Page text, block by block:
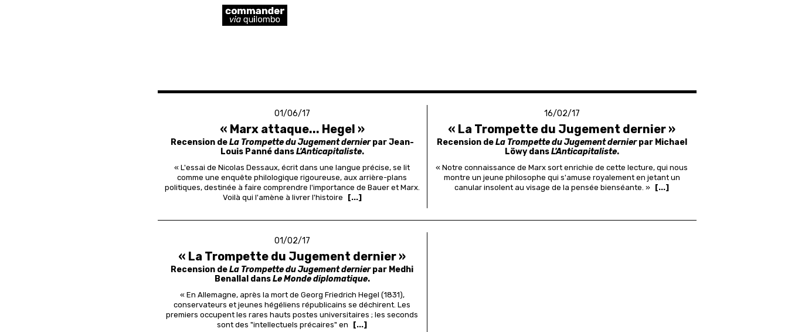
01/06/17
« Marx attaque... Hegel »
Recension deLa Trompette du Jugement dernierpar Jean-
Louis Panné dansL'Anticapitaliste.
« L'essai de Nicolas Dessaux, écrit dans une langue précise, se lit
comme une enquête philologique rigoureuse, aux arrière-plans
politiques, destinée à faire comprendre l'importance de Bauer et Marx.
Voilà qui l'amène à livrer l'histoire
[...]
16/02/17
« La Trompette du Jugement dernier »
Recension deLa Trompette du Jugement dernierpar Michael
Löwy dansL'Anticapitaliste.
« Notre connaissance de Marx sort enrichie de cette lecture, qui nous
montre un jeune philosophe qui s'amuse royalement en jetant un
canular insolent au visage de la pensée bienséante. » [...]
01/02/17
« La Trompette du Jugement dernier »
Recension deLa Trompette du Jugement dernierpar Medhi
Benallal dansLe Monde diplomatique.
« En Allemagne, après la mort de Georg Friedrich Hegel (1831),
conservateurs et jeunes hégéliens républicains se déchirent. Les
premiers occupent les rares hauts postes universitaires ; les seconds
sont des "intellectuels précaires" en
[...]